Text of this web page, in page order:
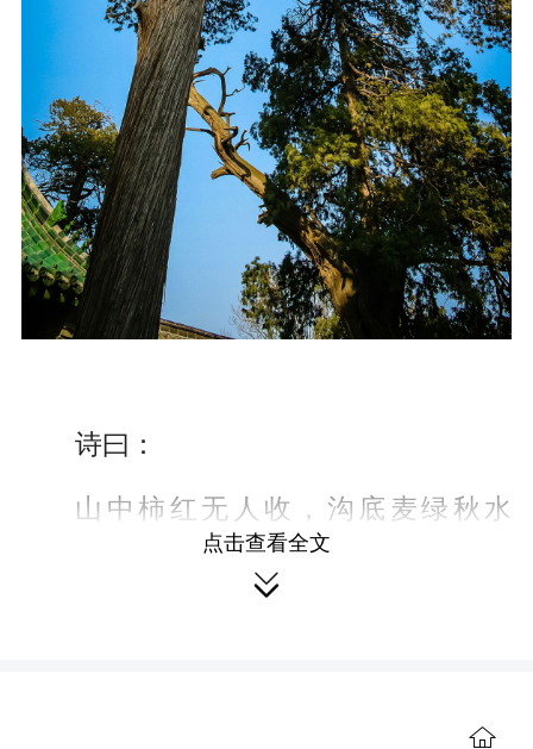
诗曰：
山中柿红无人收，沟底麦绿秋水
2016年深秋我到河南渑池去寻访一
点击查看全文
